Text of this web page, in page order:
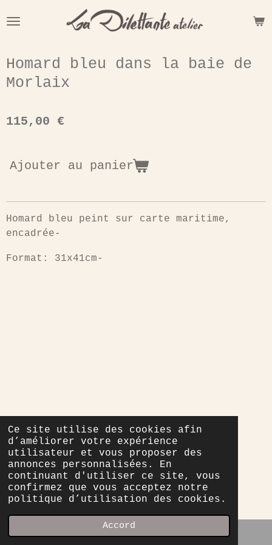
Ce site utilise des cookies afin
d’améliorer votre expérience
utilisateur et vous proposer des
annonces personnalisées. En
continuant d'utiliser ce site, vous
confirmez que vous acceptez notre
politique d’utilisation des cookies.
Accord
au
principal
Homard bleu dans la baie de
Morlaix
115,00 €
Ajouter au panier
Homard bleu peint sur carte maritime,
encadrée-
Format: 31x41cm-